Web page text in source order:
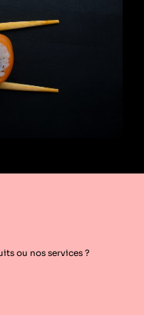
ou nos services ?